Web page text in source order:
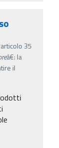
35
â€: la
il